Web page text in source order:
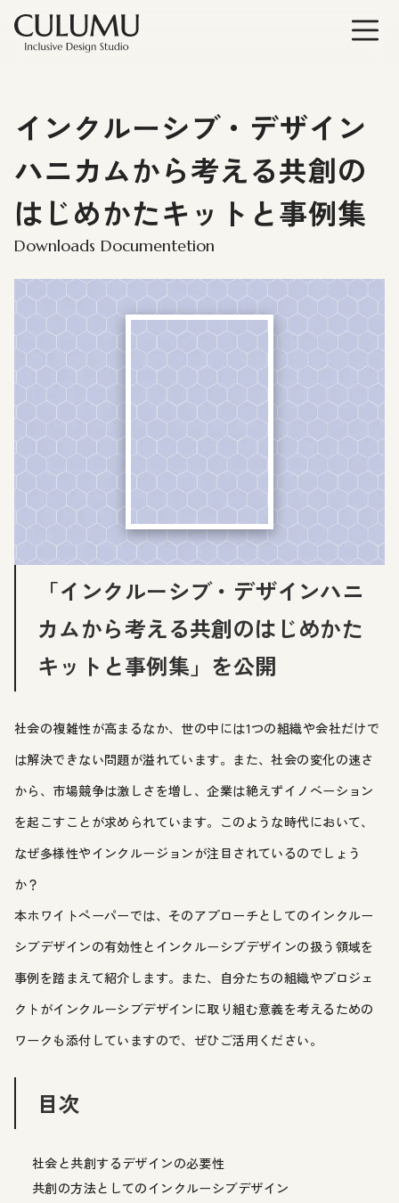
インクルーシブ・デザイン
ハニカムから考える共創の
はじめかたキットと事例集
Downloads Documentetion
「インクルーシブ・デザインハニ
カムから考える共創のはじめかた
キットと事例集」を公開
社会の複雑性が高まるなか、世の中には1つの組織や会社だけで
は解決できない問題が溢れています。また、社会の変化の速さ
から、市場競争は激しさを増し、企業は絶えずイノベーション
を起こすことが求められています。このような時代において、
なぜ多様性やインクルージョンが注目されているのでしょう
か？
本ホワイトペーパーでは、そのアプローチとしてのインクルー
シブデザインの有効性とインクルーシブデザインの扱う領域を
事例を踏まえて紹介します。また、自分たちの組織やプロジェ
クトがインクルーシブデザインに取り組む意義を考えるための
ワークも添付していますので、ぜひご活用ください。
目次
社会と共創するデザインの必要性
共創の方法としてのインクルーシブデザイン